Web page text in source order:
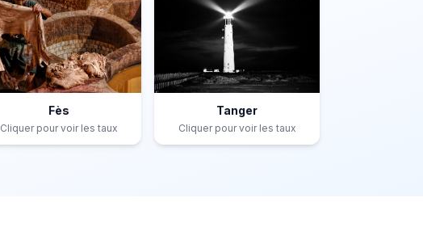
Fès
Cliquer pour voir les taux
Tanger
Cliquer pour voir les taux